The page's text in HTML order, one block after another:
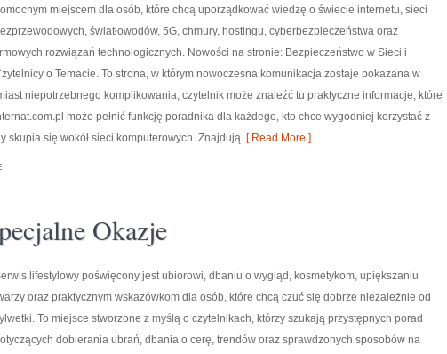
miejscem dla osób, które chcą uporządkować wiedzę o świecie internetu, sieci
światłowodów, 5G, chmury, hostingu, cyberbezpieczeństwa oraz
rozwiązań technologicznych. Nowości na stronie: Bezpieczeństwo w Sieci i
o Temacie. To strona, w którym nowoczesna komunikacja zostaje pokazana w
niepotrzebnego komplikowania, czytelnik może znaleźć tu praktyczne informacje, które
może pełnić funkcję poradnika dla każdego, kto chce wygodniej korzystać z
skupia się wokół sieci komputerowych. Znajdują [ Read More ]
Okazje
lifestylowy poświęcony jest ubiorowi, dbaniu o wygląd, kosmetykom, upiększaniu
oraz praktycznym wskazówkom dla osób, które chcą czuć się dobrze niezależnie od
To miejsce stworzone z myślą o czytelnikach, którzy szukają przystępnych porad
dobierania ubrań, dbania o cerę, trendów oraz sprawdzonych sposobów na